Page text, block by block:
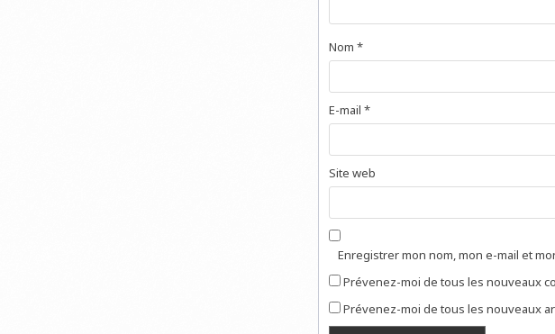
Nom *
E-mail *
Site web
Enregistrer mon nom, mon e-mail et
Prévenez-moi de tous les nouveaux
Prévenez-moi de tous les nouveaux